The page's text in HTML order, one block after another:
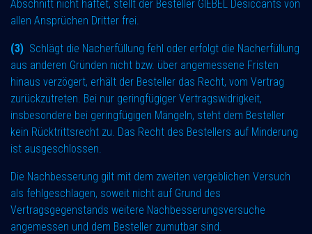
Abschnitt nicht haftet, stellt der Besteller GIEBEL Desiccants von
allen Ansprüchen Dritter frei.
(3) Schlägt die Nacherfüllung fehl oder erfolgt die Nacherfüllung
aus anderen Gründen nicht bzw. über angemessene Fristen
hinaus verzögert, erhält der Besteller das Recht, vom Vertrag
zurückzutreten. Bei nur geringfügiger Vertragswidrigkeit,
insbesondere bei geringfügigen Mängeln, steht dem Besteller
kein Rücktrittsrecht zu. Das Recht des Bestellers auf Minderung
ist ausgeschlossen.
Die Nachbesserung gilt mit dem zweiten vergeblichen Versuch
als fehlgeschlagen, soweit nicht auf Grund des
Vertragsgegenstands weitere Nachbesserungsversuche
angemessen und dem Besteller zumutbar sind.